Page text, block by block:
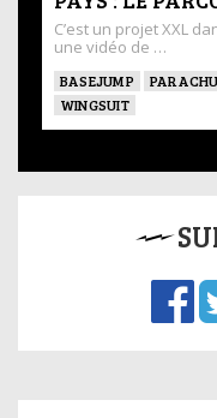
C’est un projet XXL
une vidéo de …
BASEJUMP
WINGSUIT